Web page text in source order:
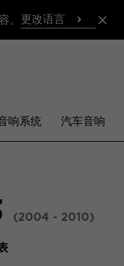
。 更改语言
响系统 汽车音响
(2004 - 2010)